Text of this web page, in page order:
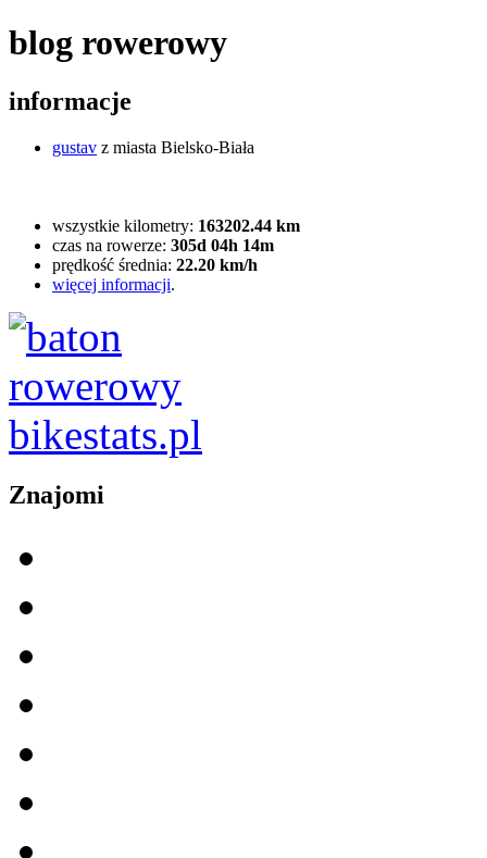
blog rowerowy
informacje
gustav z miasta Bielsko-Biała
wszystkie kilometry: 163202.44 km
czas na rowerze: 305d 04h 14m
prędkość średnia: 22.20 km/h
więcej informacji.
Znajomi